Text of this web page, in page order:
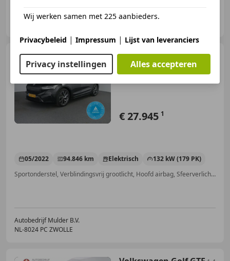
Autobedrijf Mulder B.V.
NL-8024 PC ZWOLLE
Skoda EnyaqiV 60 Sportline
| SOH 93.1% | Winterpakket |
Camer
€ 27.945 1
05/2022 94.846 km Elektrisch
132 kW (179 PK)
Sportonderstel, Verblindingsvrij grootlicht, Hoofd airbag, Sfeerverlichting, Inductieladen voor smartphones, Apple CarPlay, Grootlichtassistent, Dakrails
Autobedrijf Mulder B.V.
NL-8024 PC ZWOLLE
Wij werken samen met 225 aanbieders.
Privacybeleid | Impressum | Lijst van leveranciers
Privacy instellingen Alles accepteren